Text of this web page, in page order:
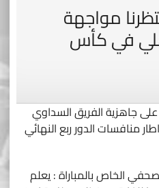
مواجهة
في كأس
جاهزية الفريق السداوي
منافسات الدور ربع النهائي
الخاص بالمباراة : يعلم